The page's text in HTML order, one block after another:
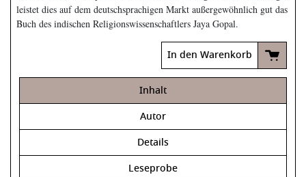
leistet dies auf dem deutschsprachigen Markt außergewöhnlich gut das
Buch des indischen Religionswissenschaftlers Jaya Gopal.
In den Warenkorb
Inhalt
Autor
Details
Leseprobe